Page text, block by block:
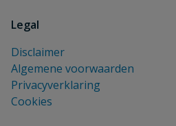
Legal
Disclaimer
Algemene voorwaarden
Privacyverklaring
Cookies